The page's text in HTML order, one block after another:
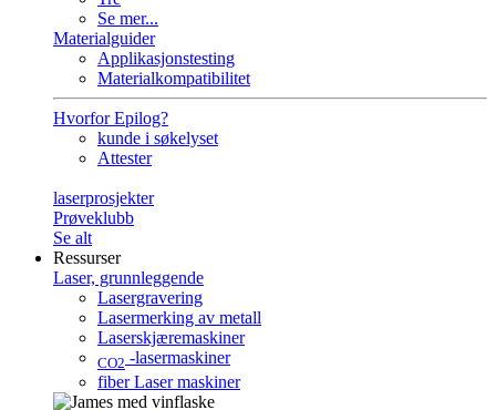
Se mer...
Materialguider
Applikasjonstesting
Materialkompatibilitet
Hvorfor Epilog?
kunde i søkelyset
Attester
laserprosjekter
Prøveklubb
Se alt
Ressurser
Laser, grunnleggende
Lasergravering
Lasermerking av metall
Laserskjæremaskiner
CO2 -lasermaskiner
fiber Laser maskiner